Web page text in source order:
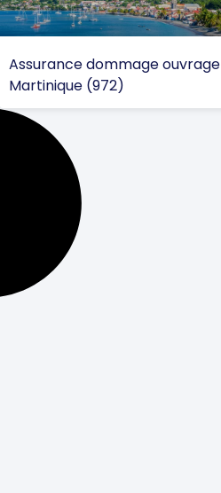
Assurance dommage ouvrage
Martinique (972)